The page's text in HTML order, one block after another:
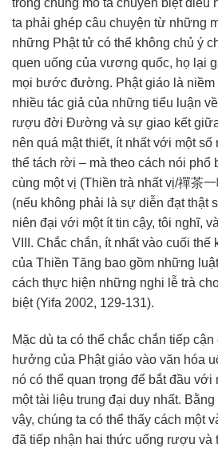
trong chúng mô tả chuyên biệt điều
ta phải ghép câu chuyện từ những
những Phật tử có thể không chủ ý
quen uống của vương quốc, họ lại
mọi bước đường. Phật giáo là niềm
nhiều tác giả của những tiểu luận
rượu đời Đường và sự giao kết
nên quá mật thiết, ít nhấtvới một số
thể tách rời – mà theo cách nói phổ
cùng một vị (Thiền trà nhất vị/禪茶
(nếu không phải là sự diễn đạtthật
niên đại với một íttin cậy, tôi nghĩ,
VIII. Chắc chắn, ít nhấtvào cuối thế
của Thiền Tăng bao gồm những
cách thực hiện những nghi lễ trà
biệt(Yifa 2002, 129-131).
Mặc dù ta có thể chắc chắn tiếp cận
hưởng của Phật giáo vào văn hóa
nó có thể quan trọng để bắt đầu với
mộttài liệu trung đại duy nhất. Bằng
vậy, chúng ta có thể thấy cách một
đã tiếp nhận hai thức uống rượu và